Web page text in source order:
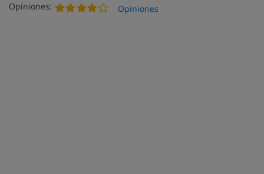
Opiniones:
Opiniones